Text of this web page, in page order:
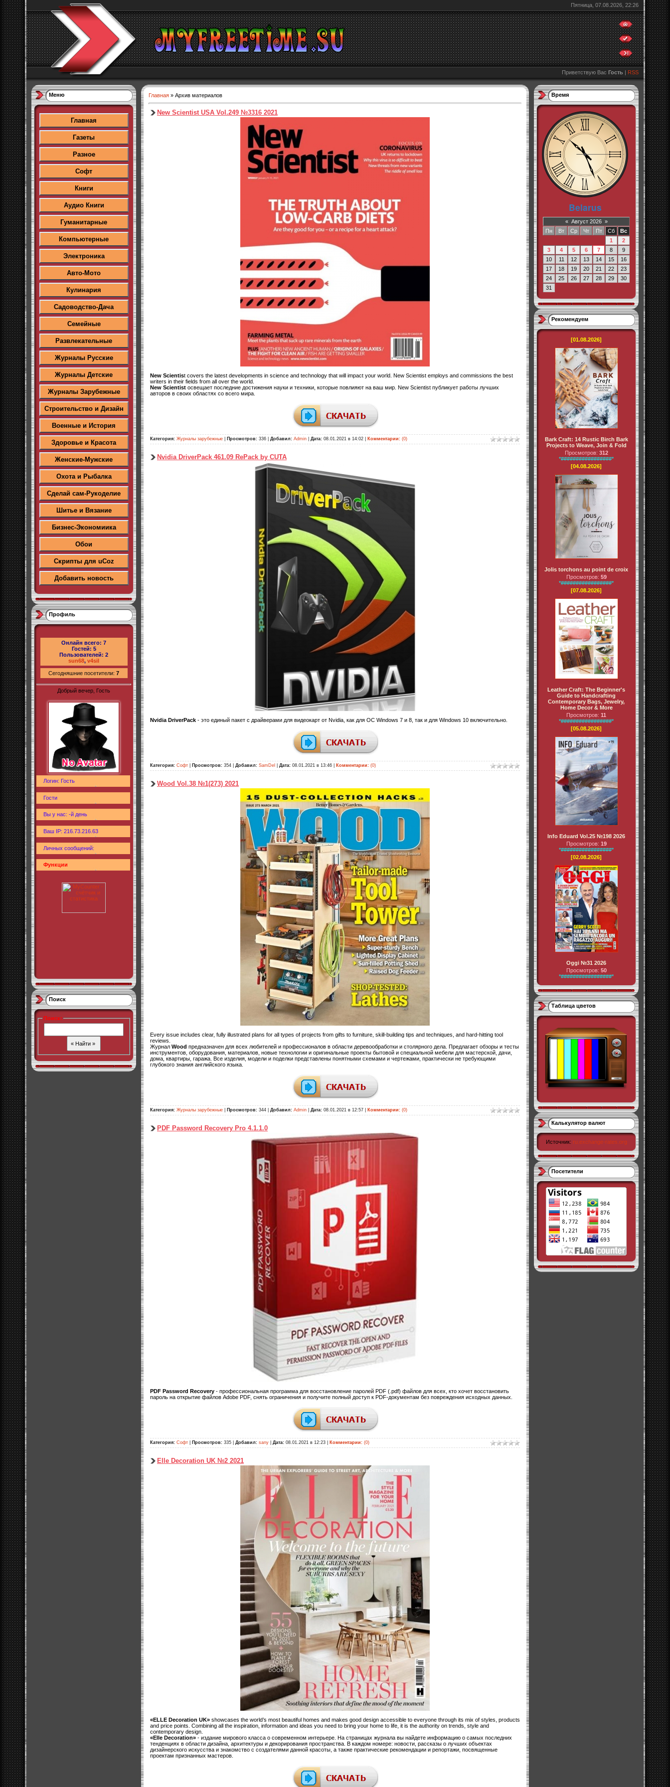
Пятница, 07.08.2026, 22:26
Приветствую Вас Гость | RSS
Меню
Главная
Газеты
Разное
Софт
Книги
Аудио Книги
Гуманитарные
Компьютерные
Электроника
Авто-Мото
Кулинария
Садоводство-Дача
Семейные
Развлекательные
Журналы Русские
Журналы Детские
Журналы Зарубежные
Строительство и Дизайн
Военные и История
Здоровье и Красота
Женские-Мужские
Охота и Рыбалка
Сделай сам-Рукоделие
Шитье и Вязание
Бизнес-Экономиика
Обои
Скрипты для uCoz
Добавить новость
Профиль
Онлайн всего: 7
Гостей: 5
Пользователей: 2
sun68, v4sil
Сегодняшние посетители: 7
Добрый вечер, Гость
Логин: Гость
Гости
Вы у нас: -й день
Ваш IP: 216.73.216.63
Личных сообщений:
Функции
Поиск
Поиск:
Главная » Архив материалов
New Scientist USA Vol.249 №3316 2021
New Scientist covers the latest developments in science and technology that will impact your world. New Scientist employs and commissions the best
writers in their fields from all over the world.
New Scientist освещает последние достижения науки и техники, которые повлияют на ваш мир. New Scientist публикует работы лучших
авторов в своих областях со всего мира.
Категория: Журналы зарубежные Просмотров: 336 | Добавил: Admin Дата: 08.01.2021 в 14:02 Комментарии: (0)
Nvidia DriverPack 461.09 RePack by CUTA
Nvidia DriverPack - это единый пакет с драйверами для видеокарт от Nvidia, как для ОС Windows 7 и 8, так и для Windows 10 включительно.
Категория: Софт Просмотров: 354 | Добавил: SamDel Дата: 08.01.2021 в 13:46 Комментарии: (0)
Wood Vol.38 №1(273) 2021
Every issue includes clear, fully illustrated plans for all types of projects from gifts to furniture, skill-building tips and techniques, and hard-hitting tool
reviews.
Журнал Wood предназначен для всех любителей и профессионалов в области деревообработки и столярного дела. Предлагает обзоры и тесты
инструментов, оборудования, материалов, новые технологии и оригинальные проекты бытовой и специальной мебели для мастерской, дачи,
дома, квартиры, гаража. Все изделия, модели и поделки представлены понятными схемами и чертежами, практически не требующими
глубокого знания английского языка.
Категория: Журналы зарубежные Просмотров: 344 | Добавил: Admin Дата: 08.01.2021 в 12:57 Комментарии: (0)
PDF Password Recovery Pro 4.1.1.0
PDF Password Recovery - профессиональная программа для восстановление паролей PDF (.pdf) файлов для всех, кто хочет восстановить
пароль на открытие файлов Adobe PDF, снять ограничения и получите полный доступ к PDF-документам без повреждения исходных данных.
Категория: Софт Просмотров: 335 | Добавил: sany Дата: 08.01.2021 в 12:23 Комментарии: (0)
Elle Decoration UK №2 2021
«ELLE Decoration UK» showcases the world’s most beautiful homes and makes good design accessible to everyone through its mix of styles, products
and price points. Combining all the inspiration, information and ideas you need to bring your home to life, it is the authority on trends, style and
contemporary design.
«Elle Decoration» - издание мирового класса о современном интерьере. На страницах журнала вы найдете информацию о самых последних
тенденциях в области дизайна, архитектуры и декорирования пространства. В каждом номере: новости, рассказы о лучших объектах
дизайнерского искусства и знакомство с создателями данной красоты, а также практические рекомендации и репортажи, посвященные
проектам признанных мастеров.
Время
« Август 2026 »
Пн
Вт Ср Чт Пт Сб
Вс
1
2
3
4 5 6 7 8
9
10
11 12 13 14 15
16
17
18 19 20 21 22
23
24
25 26 27 28 29
30
31
Рекомендуем
[01.08.2026]
Bark Craft: 14 Rustic Birch Bark
Projects to Weave, Join & Fold
Просмотров: 312
*#################*
[04.08.2026]
Jolis torchons au point de croix
Просмотров: 59
*#################*
[07.08.2026]
Leather Craft: The Beginner's
Guide to Handcrafting
Contemporary Bags, Jewelry,
Home Decor & More
Просмотров: 11
*#################*
[05.08.2026]
Info Eduard Vol.25 №198 2026
Просмотров: 19
*#################*
[02.08.2026]
Oggi №31 2026
Просмотров: 50
*#################*
Таблица цветов
Калькулятор валют
Источник: ru.exchange-rates.org
Посетители